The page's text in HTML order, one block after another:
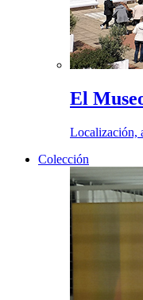
El
Localización,
Colección